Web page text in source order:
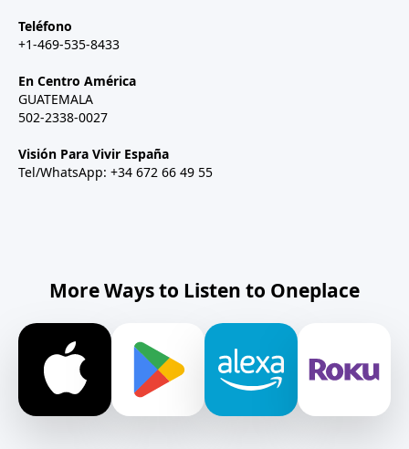
Teléfono
+1-469-535-8433
En Centro América
GUATEMALA
502-2338-0027
Visión Para Vivir España
Tel/WhatsApp: +34 672 66 49 55
More Ways to Listen to Oneplace